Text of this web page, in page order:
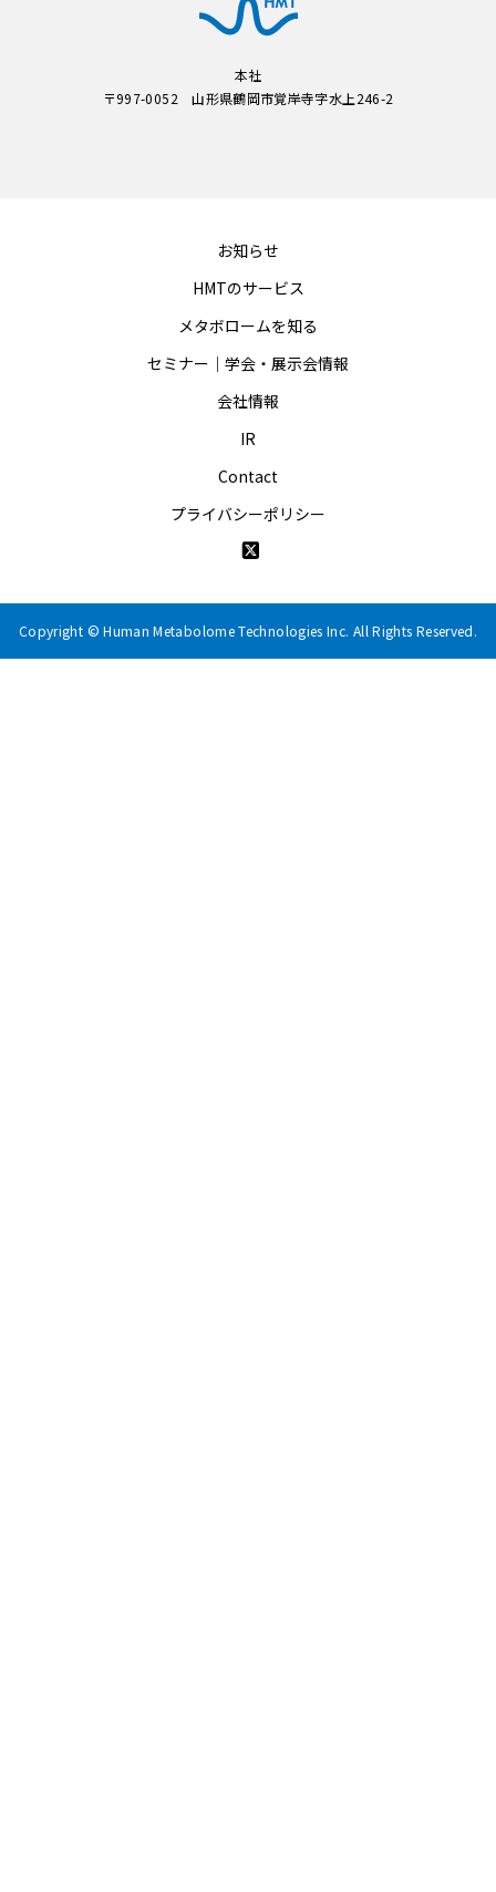
本社
〒997-0052 山形県鶴岡市覚岸寺字水上246-2
お知らせ
HMTのサービス
メタボロームを知る
セミナー｜学会・展示会情報
会社情報
IR
Contact
プライバシーポリシー
Copyright © Human Metabolome Technologies Inc. All Rights Reserved.